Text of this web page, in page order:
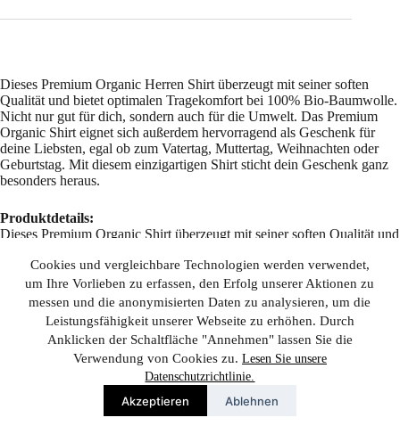
Cookies und vergleichbare Technologien werden verwendet,
um Ihre Vorlieben zu erfassen, den Erfolg unserer Aktionen zu
messen und die anonymisierten Daten zu analysieren, um die
Leistungsfähigkeit unserer Webseite zu erhöhen. Durch
Anklicken der Schaltfläche "Annehmen" lassen Sie die
Verwendung von Cookies zu. Lesen Sie unsere
Datenschutzrichtlinie.
Akzeptieren Ablehnen
Dieses Premium Organic Herren Shirt überzeugt mit seiner soften
Qualität und bietet optimalen Tragekomfort bei 100% Bio-Baumwolle.
Nicht nur gut für dich, sondern auch für die Umwelt. Das Premium
Organic Shirt eignet sich außerdem hervorragend als Geschenk für
deine Liebsten, egal ob zum Vatertag, Muttertag, Weihnachten oder
Geburtstag. Mit diesem einzigartigen Shirt sticht dein Geschenk ganz
besonders heraus.
Produktdetails:
Dieses Premium Organic Shirt überzeugt mit seiner soften Qualität und
gut für dich, sondern auch für die Umwelt.Herren Premium Organic
Shirt für mehr Nachhaltigkeit Zertifikate: OEKO-Tex Standard
100, FairWear Foundation, OCS 100 Blended, GRS, PETA Die
verwendete Baumwolle stammt aus 100% biologischem Anbau. Es
wird keine Gentechnik verwendet, weniger Wasser verbraucht und es
kommen keine Chemikalien wie Düngemittel oder Pestizide zum
Material: 100% Bio-Baumwolle
Grammatur: 180 g/m²
Verarbeitung: weiche und ebenmäßige Oberfläche, Seitennähte